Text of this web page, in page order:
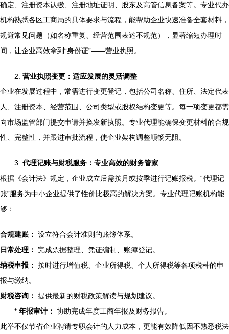
确定、注册资本认缴、注册地址证明、股东及高管信息备案等。专业代办
机构熟悉各区工商局的具体要求与流程，能帮助企业快速准备全套材料，
规避常见问题（如名称重复、经营范围表述不规范），显著缩短办理时
间，让企业高效拿到“身份证”——营业执照。
2. 营业执照变更：适应发展的灵活调整
企业在发展过程中，常需进行变更登记，包括公司名称、住所、法定代表
人、注册资本、经营范围、公司类型或股权结构变更等。每一项变更都需
向市场监管部门提交申请并换发新执照。专业代理能确保变更材料的合规
性、完整性，并跟进审批流程，使企业架构调整顺畅无阻。
3. 代理记账与财税服务：专业高效的财务管家
根据《会计法》规定，企业成立后需按月或按季进行记账报税。“代理记
账”服务为中小企业提供了性价比极高的解决方案。专业代理记账机构能
够：
合规建账： 设立符合会计准则的账簿体系。
日常处理：
完成票据整理、凭证编制、账簿登记。
纳税申报： 按时进行增值税、企业所得税、个人所得税等各项税种的申
报与缴纳。
财税咨询： 提供最新的财税政策解读与规划建议。
* 年报审计： 协助完成年度工商年报及财务报告。
此举不仅节省企业聘请专职会计的人力成本，更能有效降低因不熟悉税法